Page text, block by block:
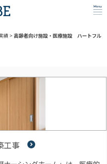
績> 高齢者向け施設・医療施設 ハートフル
工事